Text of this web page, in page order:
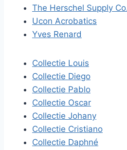
The Herschel Supply
Ucon Acrobatics
Yves Renard
Collectie Louis
Collectie Diego
Collectie Pablo
Collectie Oscar
Collectie Johany
Collectie Cristiano
Collectie Daphné